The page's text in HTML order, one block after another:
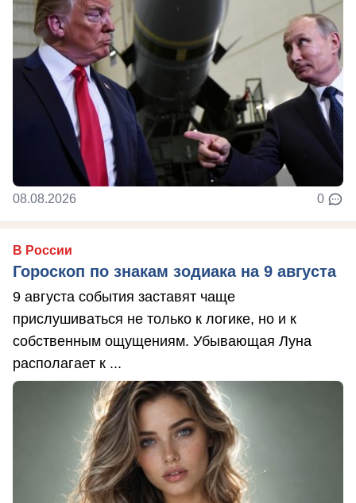
08.08.2026 0
В России
Гороскоп по знакам зодиака на 9 августа
9 августа события заставят чаще
прислушиваться не только к логике, но и к
собственным ощущениям. Убывающая Луна
располагает к ...